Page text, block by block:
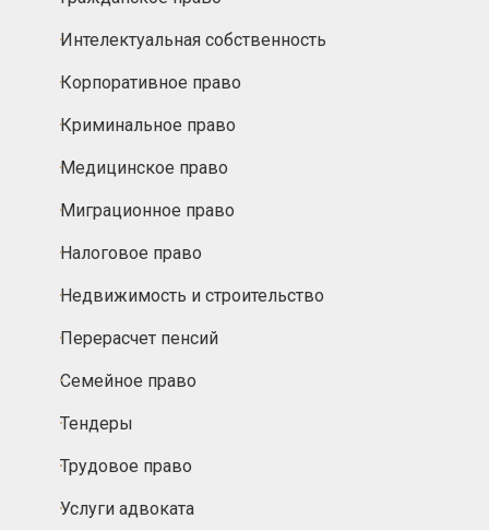
Интелектуальная собственность
Корпоративное право
Криминальное право
Медицинское право
Миграционное право
Налоговое право
Недвижимость и строительство
Перерасчет пенсий
Семейное право
Тендеры
Трудовое право
Услуги адвоката